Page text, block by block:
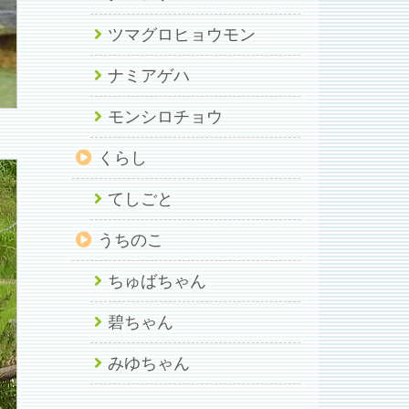
ツマグロヒョウモン
ナミアゲハ
モンシロチョウ
くらし
てしごと
うちのこ
ちゅばちゃん
碧ちゃん
みゆちゃん